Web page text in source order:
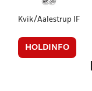
Kvik/Aalestrup IF
HOLDINFO